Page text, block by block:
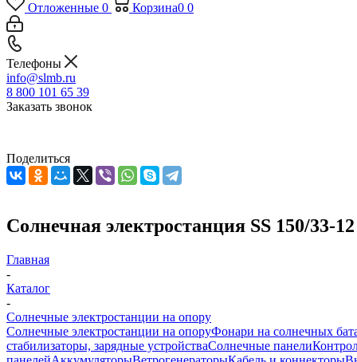
Отложенные 0 Корзина0 0
Телефоны
info@slmb.ru
8 800 101 65 39
Заказать звонок
Поделиться
Солнечная электростанция SS 150/33-
Главная
-
Каталог
-
Солнечные электростанции на опору
Солнечные электростанции на опоруФонари на солнечных
стабилизаторы, зарядные устройстваСолнечные панели